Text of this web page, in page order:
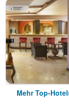
Mehr Top-